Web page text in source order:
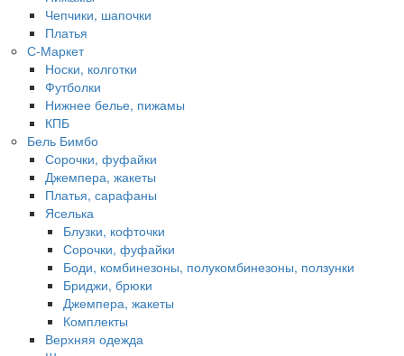
Чепчики, шапочки
Платья
С-Маркет
Носки, колготки
Футболки
Нижнее белье, пижамы
КПБ
Бель Бимбо
Сорочки, фуфайки
Джемпера, жакеты
Платья, сарафаны
Яселька
Блузки, кофточки
Сорочки, фуфайки
Боди, комбинезоны, полукомбинезоны, ползунки
Бриджи, брюки
Джемпера, жакеты
Комплекты
Верхняя одежда